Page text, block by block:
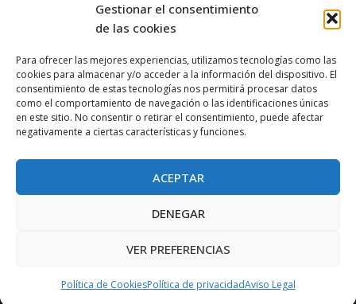
Gestionar el consentimiento
de las cookies
Para ofrecer las mejores experiencias, utilizamos tecnologías como las
cookies para almacenar y/o acceder a la información del dispositivo. El
consentimiento de estas tecnologías nos permitirá procesar datos
como el comportamiento de navegación o las identificaciones únicas
en este sitio. No consentir o retirar el consentimiento, puede afectar
negativamente a ciertas características y funciones.
ACEPTAR
DENEGAR
VER PREFERENCIAS
Política de CookiesPolítica de privacidadAviso Legal
Ramoncin
The Privados
Proudly powered by WordPress |Theme:Very Simple Start